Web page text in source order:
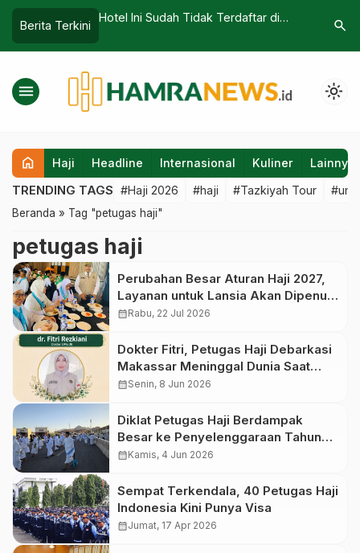
Berita Terkini
Hotel Ini Sudah Tidak Terdaftar di
Almasa dan Puluhan Hotel Lain
Jemaah
search
menu light_mode
home Haji Headline Internasional Kuliner Lainnya
TRENDING TAGS #Haji 2026 #haji #Tazkiyah Tour
Beranda » Tag "petugas haji"
petugas haji
Perubahan Besar Aturan Haji 2027,
Layanan untuk Lansia Akan Dipenuhi
Secara Menyeluruh Sebelum
calendar_monthRabu, 22 Jul 2026
Dokter Fitri, Petugas Haji Debarkasi
Makassar Meninggal Dunia Saat
Bertugas di Makkah
calendar_monthSenin, 8 Jun 2026
Diklat Petugas Haji Berdampak
Besar ke Penyelenggaraan Tahun
Ini, Petugas 2027 Nanti Wajib Masuk
calendar_monthKamis, 4 Jun 2026
Sempat Terkendala, 40 Petugas Haji
Indonesia Kini Punya Visa
calendar_monthJumat, 17 Apr 2026